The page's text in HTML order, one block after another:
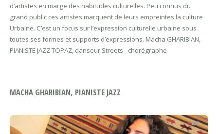
d’artistes en marge des habitudes culturelles. Peu connus du
grand public ces artistes marquent de leurs empreintes la culture
Urbaine. C’est un focus sur l’expression culturelle urbaine sous
toutes ses formes et supports d’expressions. Macha GHARIBIAN,
PIANISTE JAZZ TOPAZ, danseur Streets - chorégraphe
MACHA GHARIBIAN, PIANISTE JAZZ